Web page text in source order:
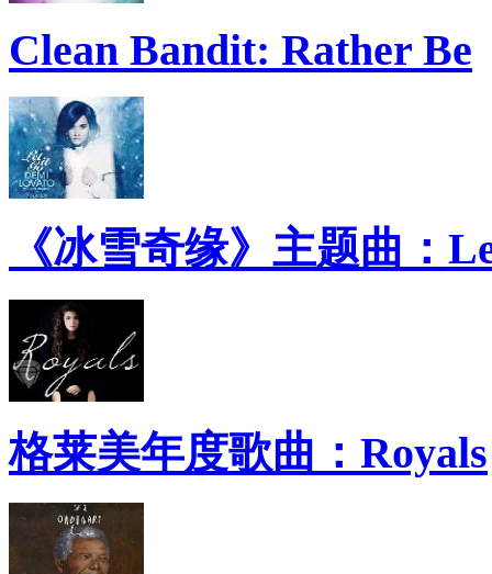
Clean Bandit: Rather Be
《冰雪奇缘》主题曲：
格莱美年度歌曲：Royals